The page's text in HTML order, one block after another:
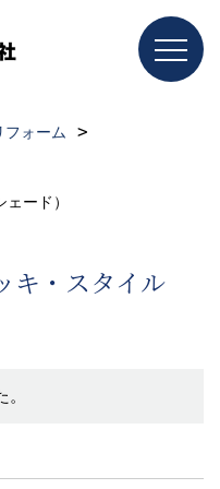
フォーム
ード）
キ・スタイル